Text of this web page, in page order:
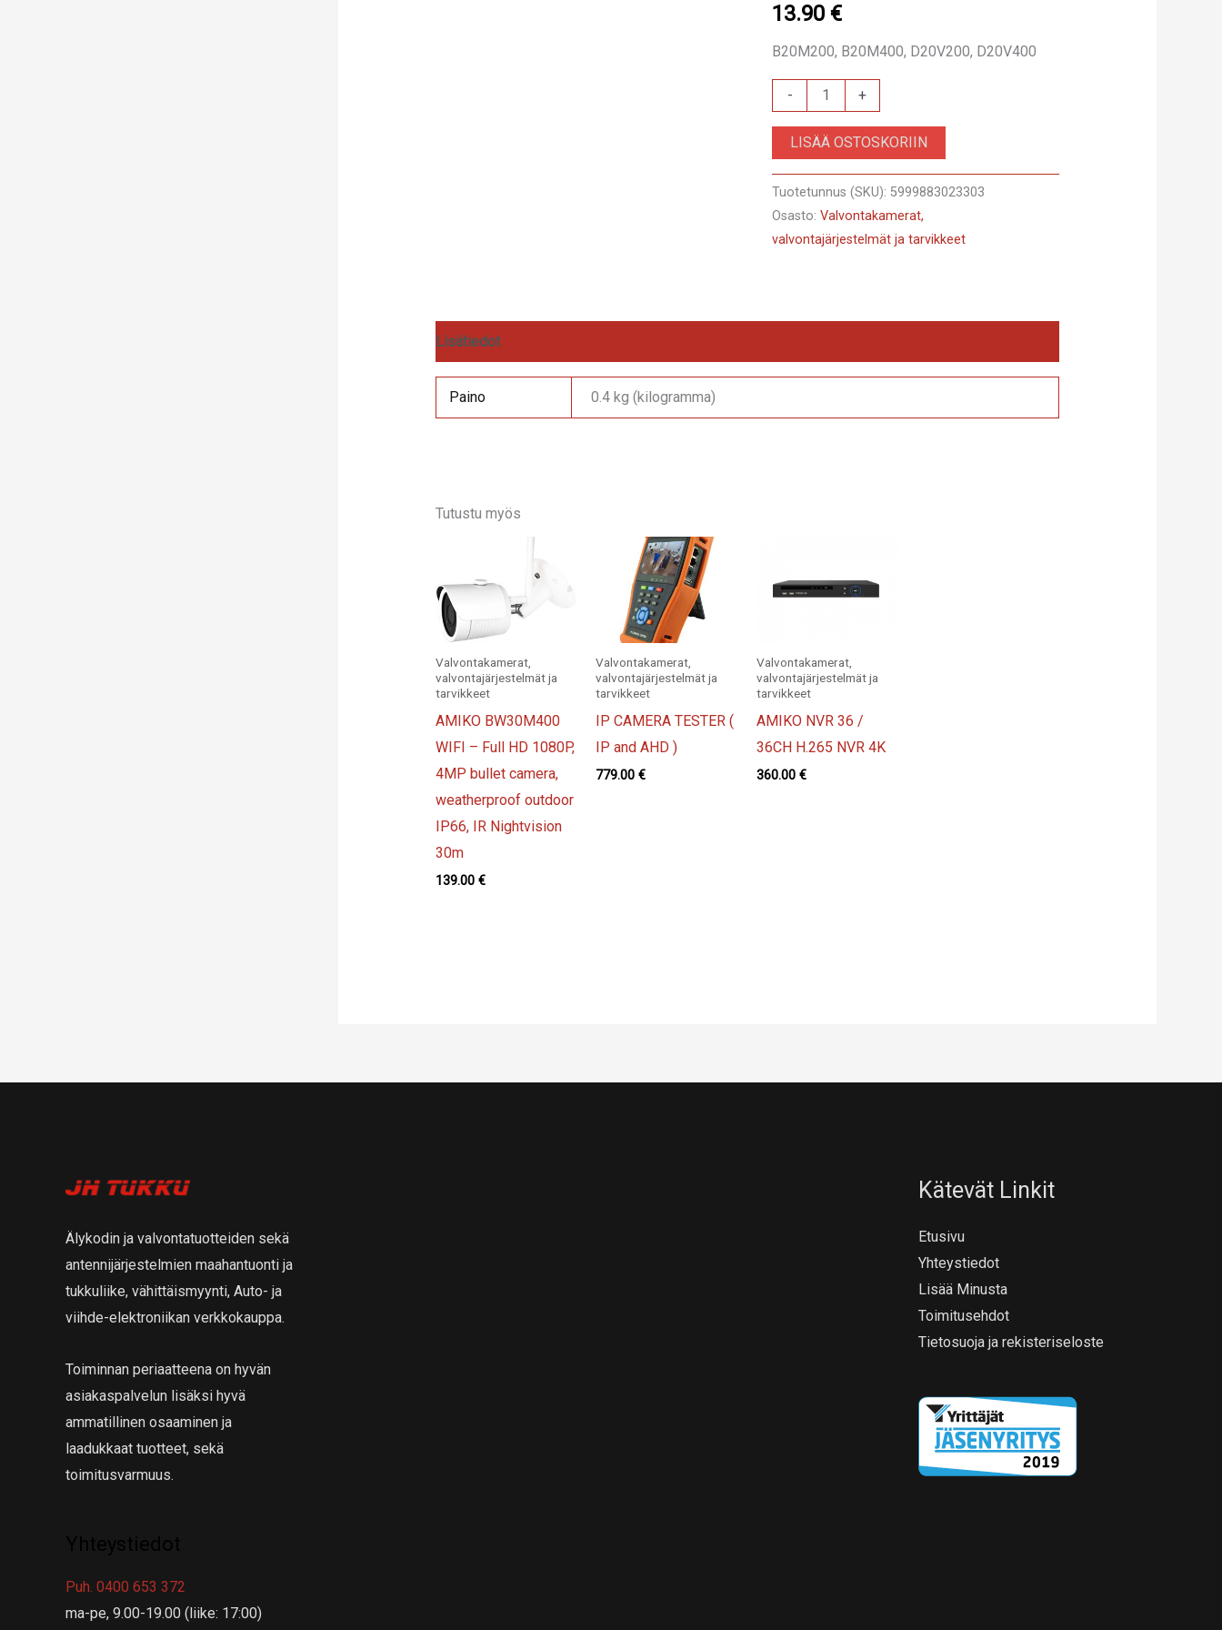
13.90€
B20M200, B20M400, D20V200, D20V400
-
Junction
box
310
määrä
+
LISÄÄ OSTOSKORIIN
Tuotetunnus (SKU):5999883023303
Osasto:Valvontakamerat,
valvontajärjestelmät ja tarvikkeet
Lisätiedot
Paino 0.4 kg (kilogramma)
Tutustu myös
Valvontakamerat,
valvontajärjestelmät ja
tarvikkeet
AMIKO BW30M400
WIFI – Full HD 1080P,
4MP bullet camera,
weatherproof outdoor
IP66, IR Nightvision
30m
139.00 €
Valvontakamerat,
valvontajärjestelmät ja
tarvikkeet
IP CAMERA TESTER (
IP and AHD )
779.00€
Valvontakamerat,
valvontajärjestelmät ja
tarvikkeet
AMIKO NVR 36 /
36CH H.265 NVR 4K
360.00 €
Älykodin ja valvontatuotteiden sekä
antennijärjestelmien maahantuonti ja
tukkuliike, vähittäismyynti, Auto- ja
viihde-elektroniikan verkkokauppa.
Toiminnan periaatteena on hyvän
asiakaspalvelun lisäksi hyvä
ammatillinen osaaminen ja
laadukkaat tuotteet, sekä
toimitusvarmuus.
Puh. 0400 653 372
ma-pe, 9.00-19.00 (liike: 17:00)
Kätevät Linkit
Etusivu
Yhteystiedot
Lisää Minusta
Toimitusehdot
Tietosuoja ja rekisteriseloste